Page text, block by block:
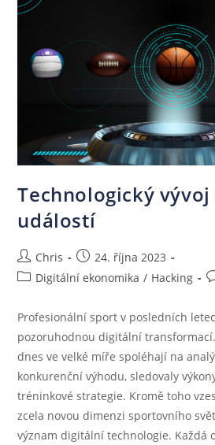
Technologický
událostí
Chris
24. října 2023
Digitální ekonomika / Hacking
Profesionální sport v posledních
pozoruhodnou digitální
dnes ve velké míře spoléhají na
konkurenční výhodu, sledovaly
tréninkové strategie. Kromě toho
zcela novou dimenzi sportovního
význam digitální technologie. Každá